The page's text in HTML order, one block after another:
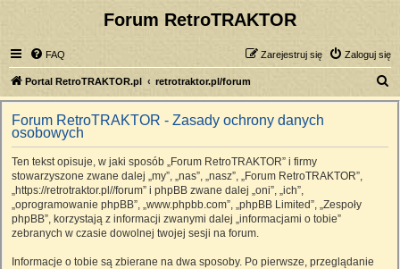
Forum RetroTRAKTOR
FAQ Zaloguj się
Zarejestruj się
Portal RetroTRAKTOR.pl retrotraktor.pl/forum
z
Forum RetroTRAKTOR - Zasady ochrony danych
osobowych
Ten tekst opisuje, w jaki sposób „Forum RetroTRAKTOR” i firmy
stowarzyszone zwane dalej „my”, „nas”, „nasz”, „Forum RetroTRAKTOR”,
„https://retrotraktor.pl//forum” i phpBB zwane dalej „oni”, „ich”,
„oprogramowanie phpBB”, „www.phpbb.com”, „phpBB Limited”, „Zespoły
phpBB”, korzystają z informacji zwanymi dalej „informacjami o tobie”
zebranych w czasie dowolnej twojej sesji na forum.
Informacje o tobie są zbierane na dwa sposoby. Po pierwsze, przeglądanie